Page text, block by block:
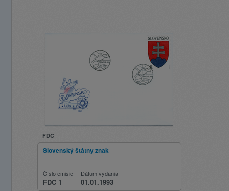
FDC
Slovenský štátny znak
Číslo emisie
FDC 1
Dátum vydania
01.01.1993